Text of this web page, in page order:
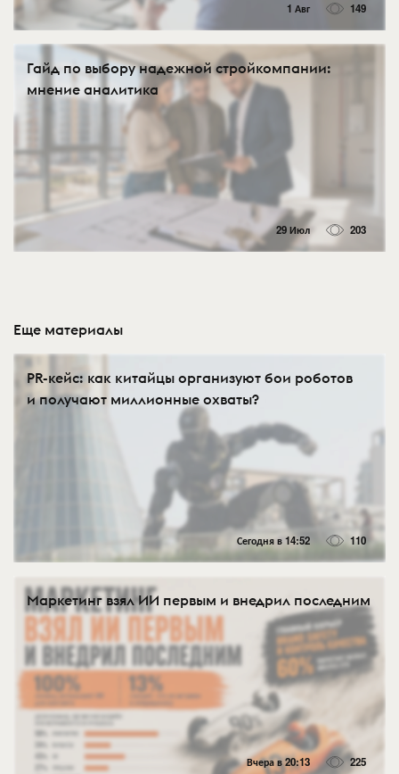
1 Авг 149
Гайд по выбору надежной стройкомпании:
мнение аналитика
29 Июл 203
Еще материалы
PR-кейс: как китайцы организуют бои роботов
и получают миллионные охваты?
Сегодня в 14:52 110
Маркетинг взял ИИ первым и внедрил последним
Вчера в 20:13 225